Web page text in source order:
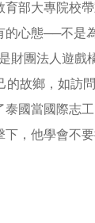
部大專院校
心態──不是
財團法人遊戲
故鄉，如訪
國當國際志
，他學會不